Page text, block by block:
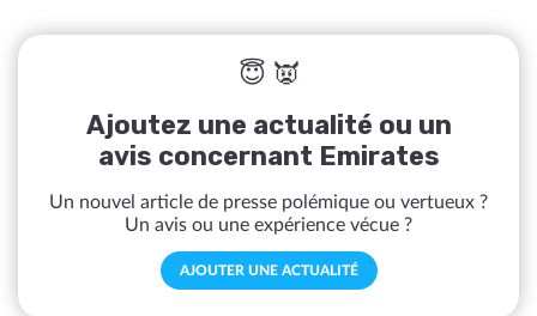
😇 👿
Ajoutez une actualité ou un
avis concernant Emirates
Un nouvel article de presse polémique ou vertueux ?
Un avis ou une expérience vécue ?
AJOUTER UNE ACTUALITÉ